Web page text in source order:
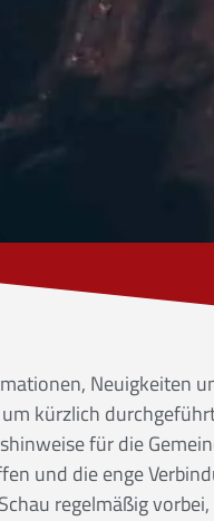
Neuigkeiten
kürzlich
für die
und die enge
Schau regelmäßig